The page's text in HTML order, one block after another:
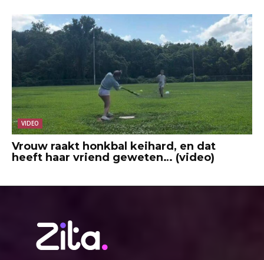
VIDEO
Vrouw raakt honkbal keihard, en dat
heeft haar vriend geweten… (video)